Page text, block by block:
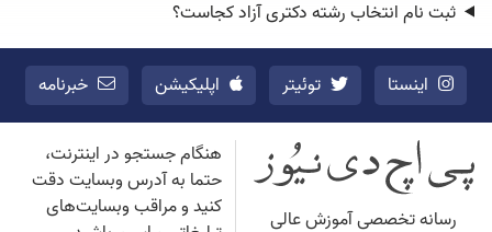
ثبت نام انتخاب رشته دکتری آزاد کجاست؟
اینستا توئیتر اپلیکیشن خبرنامه
رسانه تخصصی آموزش عالی
هنگام جستجو در اینترنت،
حتما به آدرس وبسایت دقت
کنید و مراقب وبسایت‌های